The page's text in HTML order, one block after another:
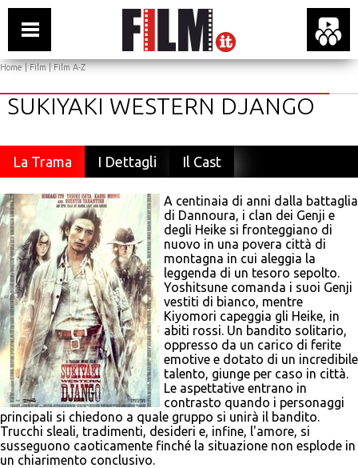
Home|Film|Film A-Z
SUKIYAKI WESTERN DJANGO
La Trama I Dettagli Il Cast
A centinaia di anni dalla battaglia
di Dannoura, i clan dei Genji e
degli Heike si fronteggiano di
nuovo in una povera città di
montagna in cui aleggia la
leggenda di un tesoro sepolto.
Yoshitsune comanda i suoi Genji
vestiti di bianco, mentre
Kiyomori capeggia gli Heike, in
abiti rossi. Un bandito solitario,
oppresso da un carico di ferite
emotive e dotato di un incredibile
talento, giunge per caso in città.
Le aspettative entrano in
contrasto quando i personaggi
principali si chiedono a quale gruppo si unirà il bandito.
Trucchi sleali, tradimenti, desideri e, infine, l'amore, si
susseguono caoticamente finché la situazione non esplode in
un chiarimento conclusivo.